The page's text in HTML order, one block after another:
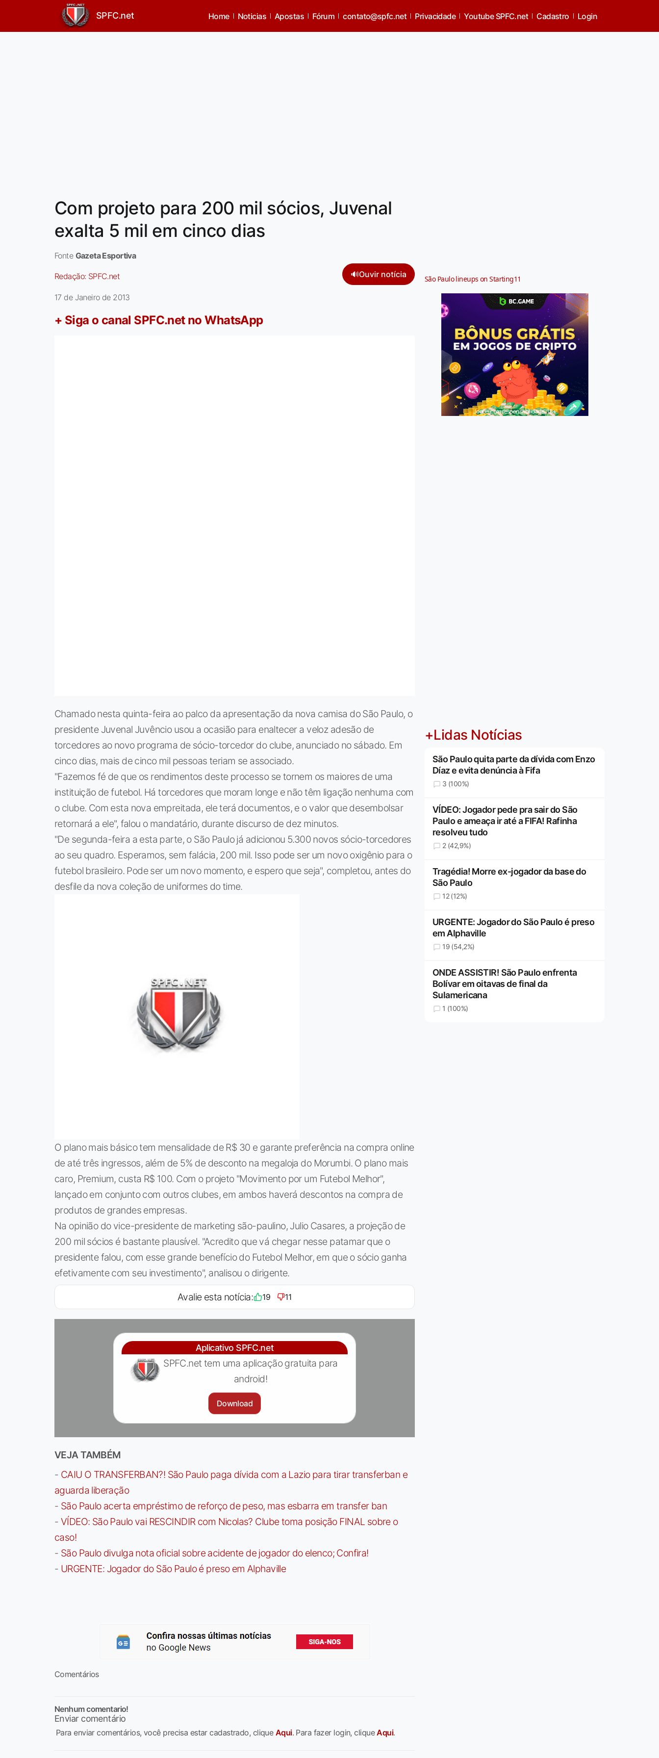
SPFC.net Home Noticias Apostas Fórum contato@spfc.net Privacidade Youtube SPFC.net Cadastro Login
Com projeto para 200 mil sócios, Juvenal
exalta 5 mil em cinco dias
Fonte Gazeta Esportiva
Redação: SPFC.net 🔊Ouvir notícia
17 de Janeiro de 2013
+ Siga o canal SPFC.net no WhatsApp
Chamado nesta quinta-feira ao palco da apresentação da nova camisa do São Paulo, o
presidente Juvenal Juvêncio usou a ocasião para enaltecer a veloz adesão de
torcedores ao novo programa de sócio-torcedor do clube, anunciado no sábado. Em
cinco dias, mais de cinco mil pessoas teriam se associado.
"Fazemos fé de que os rendimentos deste processo se tornem os maiores de uma
instituição de futebol. Há torcedores que moram longe e não têm ligação nenhuma com
o clube. Com esta nova empreitada, ele terá documentos, e o valor que desembolsar
retornará a ele", falou o mandatário, durante discurso de dez minutos.
"De segunda-feira a esta parte, o São Paulo já adicionou 5.300 novos sócio-torcedores
ao seu quadro. Esperamos, sem falácia, 200 mil. Isso pode ser um novo oxigênio para o
futebol brasileiro. Pode ser um novo momento, e espero que seja", completou, antes do
desfile da nova coleção de uniformes do time.
O plano mais básico tem mensalidade de R$ 30 e garante preferência na compra online
de até três ingressos, além de 5% de desconto na megaloja do Morumbi. O plano mais
caro, Premium, custa R$ 100. Com o projeto "Movimento por um Futebol Melhor",
lançado em conjunto com outros clubes, em ambos haverá descontos na compra de
produtos de grandes empresas.
Na opinião do vice-presidente de marketing são-paulino, Julio Casares, a projeção de
200 mil sócios é bastante plausível. "Acredito que vá chegar nesse patamar que o
presidente falou, com esse grande benefício do Futebol Melhor, em que o sócio ganha
efetivamente com seu investimento", analisou o dirigente.
Avalie esta notícia: 19 11
Aplicativo SPFC.net
SPFC.net tem uma aplicação gratuita para
android!
Download
VEJA TAMBÉM
- CAIU O TRANSFERBAN?! São Paulo paga dívida com a Lazio para tirar transferban e
aguarda liberação
- São Paulo acerta empréstimo de reforço de peso, mas esbarra em transfer ban
- VÍDEO: São Paulo vai RESCINDIR com Nicolas? Clube toma posição FINAL sobre o
caso!
- São Paulo divulga nota oficial sobre acidente de jogador do elenco; Confira!
- URGENTE: Jogador do São Paulo é preso em Alphaville
Comentários
Nenhum comentario!
Enviar comentário
Para enviar comentários, você precisa estar cadastrado, clique Aqui. Para fazer login, cliqueAqui.
São Paulo lineups on Starting11
Jogue com responsabilidade. 18+
+Lidas Notícias
São Paulo quita parte da dívida com Enzo
Díaz e evita denúncia à Fifa
3 (100%)
VÍDEO: Jogador pede pra sair do São
Paulo e ameaça ir até a FIFA! Rafinha
resolveu tudo
2 (42,9%)
Tragédia! Morre ex-jogador da base do
São Paulo
12 (12%)
URGENTE: Jogador do São Paulo é preso
em Alphaville
19 (54,2%)
ONDE ASSISTIR! São Paulo enfrenta
Bolívar em oitavas de final da
Sulamericana
1 (100%)